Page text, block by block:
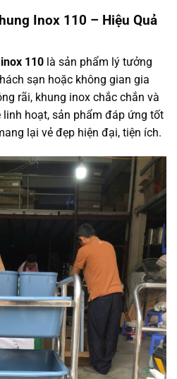
Inox 110 – Hiệu Quả
110 là sản phẩm lý tưởng
sạn hoặc không gian gia
rãi, khung inox chắc chắn và
hoạt, sản phẩm đáp ứng tốt
lại vẻ đẹp hiện đại, tiện ích.